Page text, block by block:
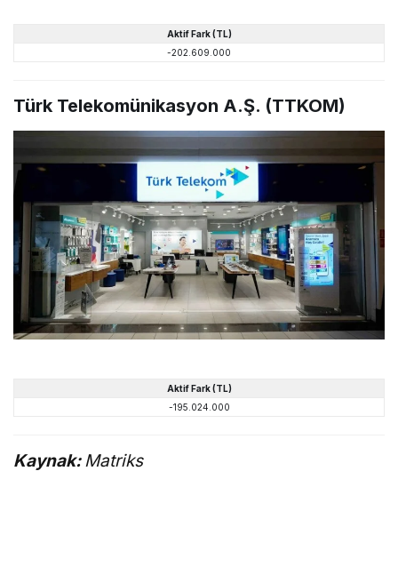
Aktif Fark (TL)
-202.609.000
Türk Telekomünikasyon A.Ş. (TTKOM)
Aktif Fark (TL)
-195.024.000
Kaynak:Matriks